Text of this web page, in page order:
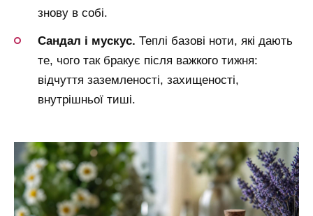
знову в собі.
Сандал і мускус. Теплі базові ноти, які дають
те, чого так бракує після важкого тижня:
відчуття заземленості, захищеності,
внутрішньої тиші.